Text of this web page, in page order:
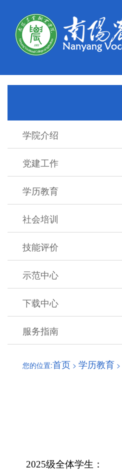
学院介绍
党建工作
学历教育
社会培训
技能评价
示范中心
下载中心
服务指南
您的位置:首页 > 学历教育 >
2025级全体学生：